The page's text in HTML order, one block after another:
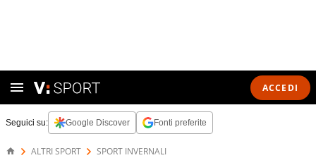
ACCEDI
Seguici su: Google Discover Fonti preferite
ALTRI SPORT SPORT INVERNALI